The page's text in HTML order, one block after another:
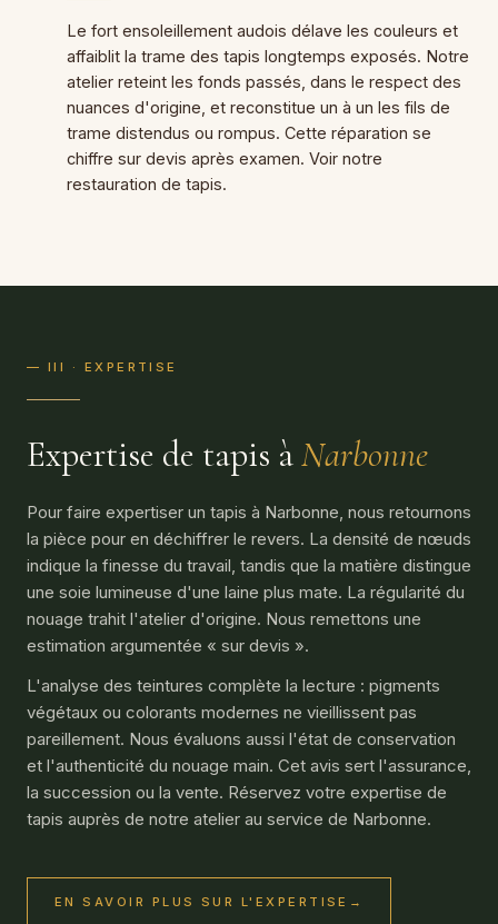
Le fort ensoleillement audois délave les couleurs et
affaiblit la trame des tapis longtemps exposés. Notre
atelier reteint les fonds passés, dans le respect des
nuances d'origine, et reconstitue un à un les fils de
trame distendus ou rompus. Cette réparation se
chiffre sur devis après examen. Voir notre
restauration de tapis.
— III · EXPERTISE
Expertise de tapis àNarbonne
Pour faire expertiser un tapis à Narbonne, nous retournons
la pièce pour en déchiffrer le revers. La densité de nœuds
indique la finesse du travail, tandis que la matière distingue
une soie lumineuse d'une laine plus mate. La régularité du
nouage trahit l'atelier d'origine. Nous remettons une
estimation argumentée « sur devis ».
L'analyse des teintures complète la lecture : pigments
végétaux ou colorants modernes ne vieillissent pas
pareillement. Nous évaluons aussi l'état de conservation
et l'authenticité du nouage main. Cet avis sert l'assurance,
la succession ou la vente. Réservez votre expertise de
tapis auprès de notre atelier au service de Narbonne.
EN SAVOIR PLUS SUR L'EXPERTISE →